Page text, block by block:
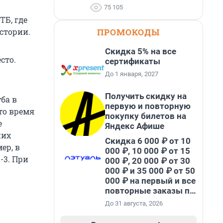
где
в
время
в
3. При
75 105
ПРОМОКОДЫ
Скидка 5% на все
сертификаты
До 1 января, 2027
Получить скидку на
первую и повторную
покупку билетов на
Яндекс Афише
Скидка 6 000 ₽ от 10
000 ₽, 10 000 ₽ от 15
000 ₽, 20 000 ₽ от 30
000 ₽ и 35 000 ₽ от 50
000 ₽ на первый и все
повторные заказы по
промокоду НАБЕРИ
До 31 августа, 2026